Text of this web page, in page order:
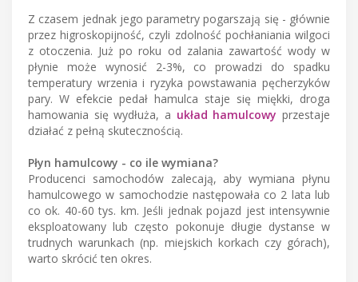
Z czasem jednak jego parametry pogarszają się - głównie
przez higroskopijność, czyli zdolność pochłaniania wilgoci
z otoczenia. Już po roku od zalania zawartość wody w
płynie może wynosić 2-3%, co prowadzi do spadku
temperatury wrzenia i ryzyka powstawania pęcherzyków
pary. W efekcie pedał hamulca staje się miękki, droga
hamowania się wydłuża, a układ hamulcowy przestaje
działać z pełną skutecznością.
Płyn hamulcowy - co ile wymiana?
Producenci samochodów zalecają, aby wymiana płynu
hamulcowego w samochodzie następowała co 2 lata lub
co ok. 40-60 tys. km. Jeśli jednak pojazd jest intensywnie
eksploatowany lub często pokonuje długie dystanse w
trudnych warunkach (np. miejskich korkach czy górach),
warto skrócić ten okres.